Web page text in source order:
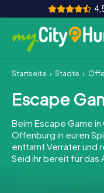
So funktioniert's
Städte
Touren
Teamevent
Startseite Städte
Escape
Beim Escape Game
Offenburg in euren
enttarnt Verräter und
Seid ihr bereit für das